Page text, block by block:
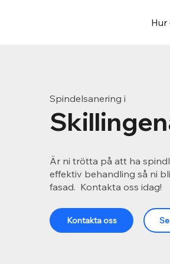
Hur
Spindelsanering i
Är ni trötta på att ha
effektiv behandling så ni
fasad. Kontakta oss idag!
Kontakta oss